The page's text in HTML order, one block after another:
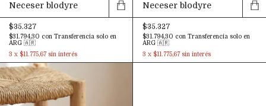
Neceser blodyre
$35.327
$31.794,30 con Transferencia solo en
ARG 🇦🇷
3 x $11.775,67 sin interés
Neceser blodyre
$35.327
$31.794,30 con Transferencia solo en
ARG 🇦🇷
3 x $11.775,67 sin interés